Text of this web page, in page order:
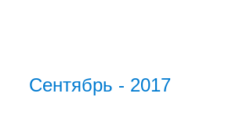
Сентябрь - 2017